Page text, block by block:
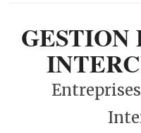
GESTION